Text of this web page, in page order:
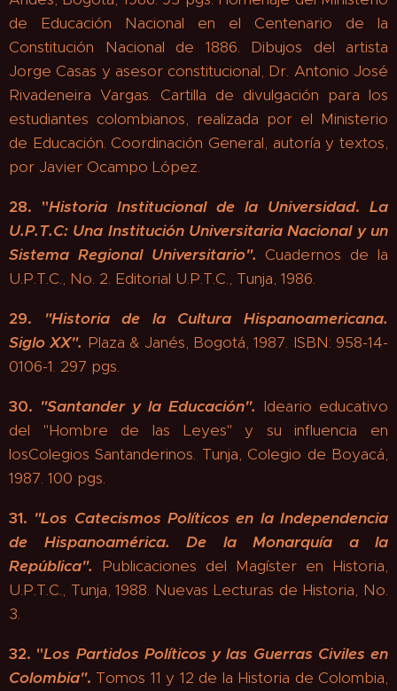
de Educación Nacional en el Centenario de la
Constitución Nacional de 1886. Dibujos del artista
Jorge Casas y asesor constitucional, Dr. Antonio José
Rivadeneira Vargas. Cartilla de divulgación para los
estudiantes colombianos, realizada por el Ministerio
de Educación. Coordinación General, autoría y textos,
por Javier Ocampo López.
28. "Historia Institucional de la Universidad. La
U.P.T.C: Una Institución Universitaria Nacional y un
Sistema Regional Universitario". Cuadernos de la
U.P.T.C., No. 2. Editorial U.P.T.C., Tunja, 1986.
29. "Historia de la Cultura Hispanoamericana.
Siglo XX". Plaza & Janés, Bogotá, 1987. ISBN: 958-14-
0106-1. 297 pgs.
30. "Santander y la Educación". Ideario educativo
del "Hombre de las Leyes" y su influencia en
losColegios Santanderinos. Tunja, Colegio de Boyacá,
1987. 100 pgs.
31. "Los Catecismos Políticos en la Independencia
de Hispanoamérica. De la Monarquía a la
República". Publicaciones del Magíster en Historia,
U.P.T.C., Tunja, 1988. Nuevas Lecturas de Historia, No.
3.
32. "Los Partidos Políticos y las Guerras Civiles en
Colombia". Tomos 11 y 12 de la Historia de Colombia,